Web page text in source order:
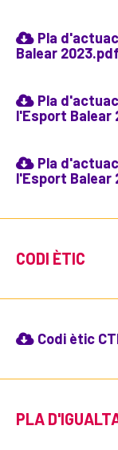
Pla
Balear 2023.pdf
Pla
l'Esport Balear
Pla
l'Esport Balear
CODI ÈTIC
Codi ètic
PLA